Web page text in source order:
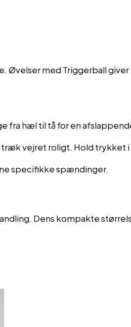
Øvelser med Triggerball
fra hæl til tå for en
vejret roligt. Hold trykket
specifikke spændinger.
Dens kompakte